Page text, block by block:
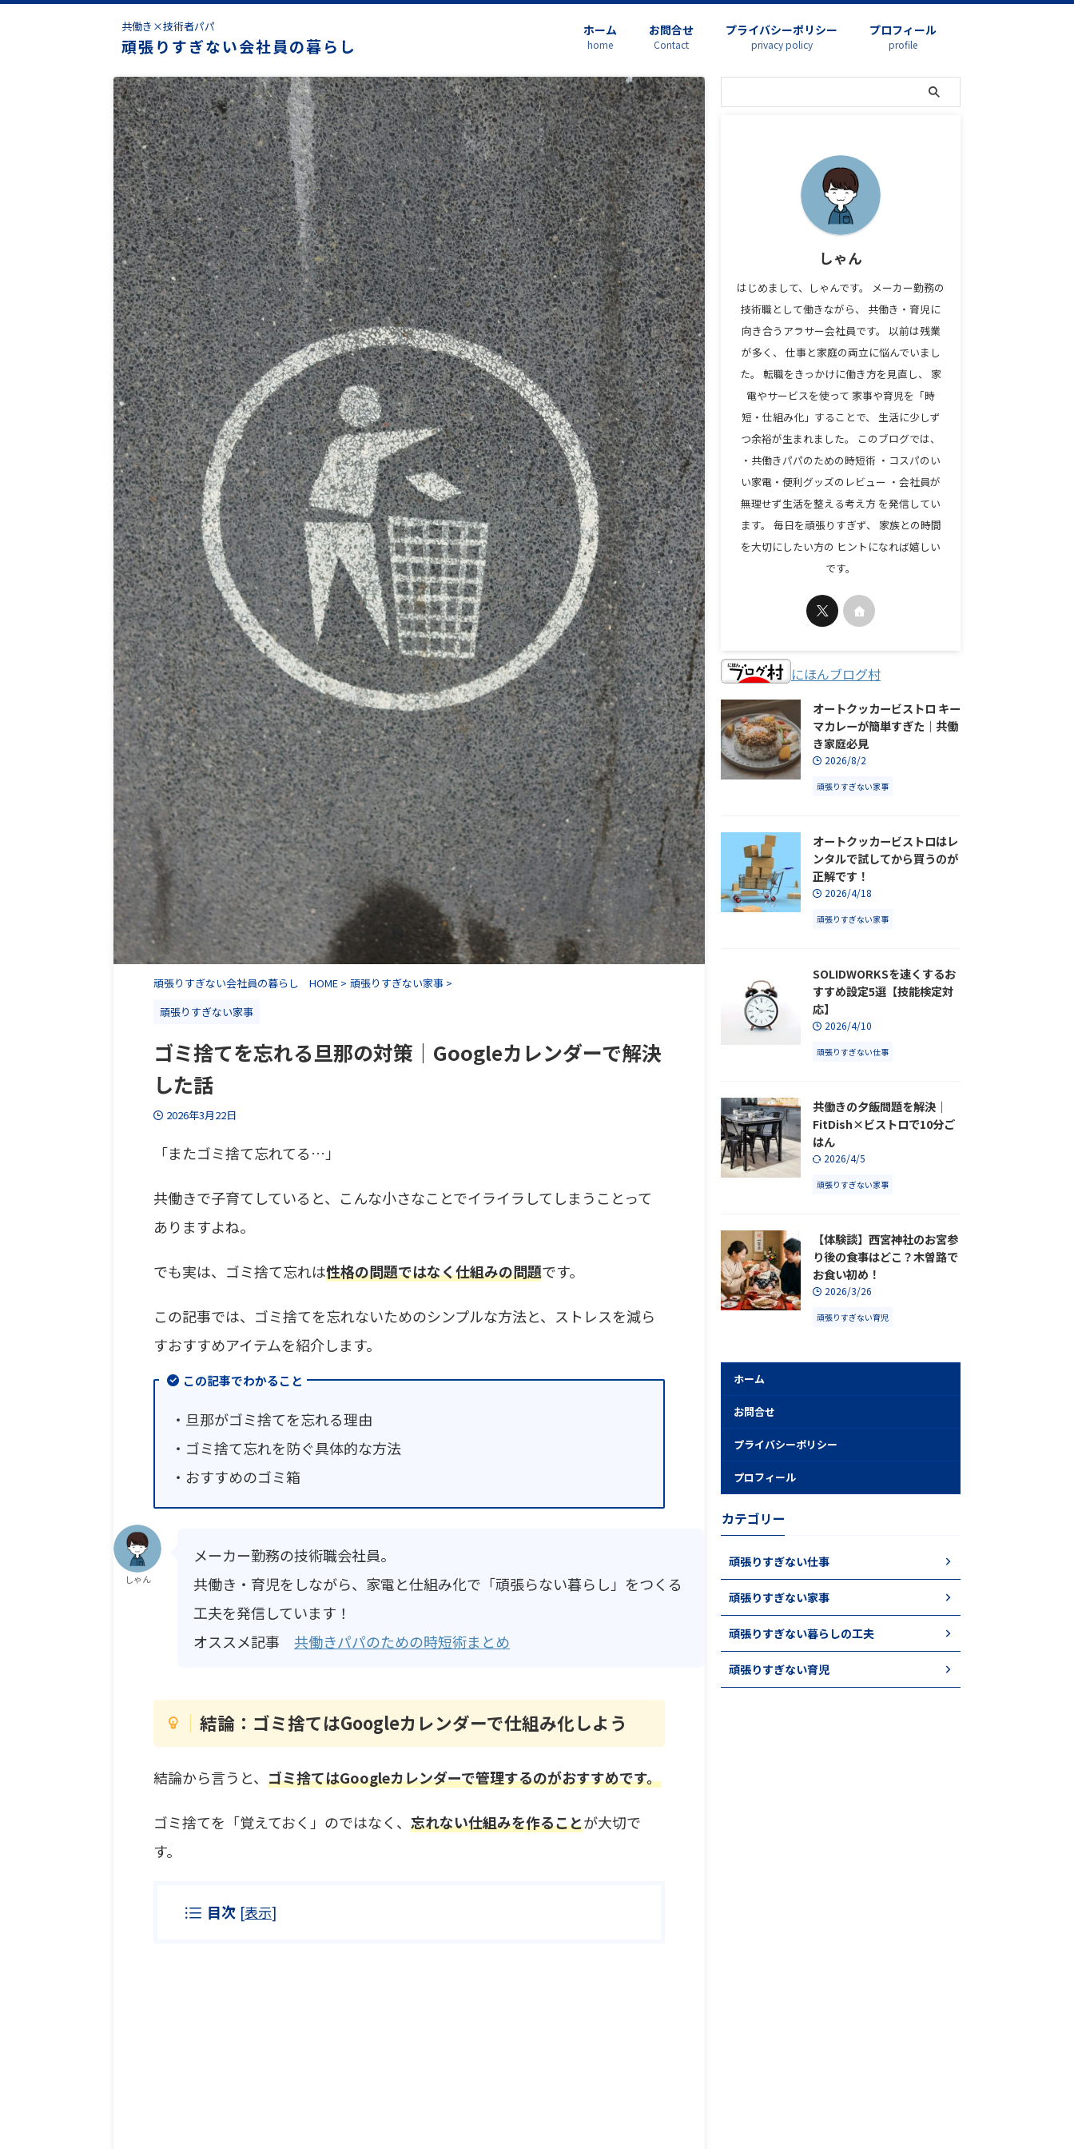
共働き×技術者パパ
頑張りすぎない会社員の暮らし
ホーム
home
お問合せ
Contact
プライバシーポリシー
privacy policy
プロフィール
profile
頑張りすぎない会社員の暮らし HOME > 頑張りすぎない家事 >
頑張りすぎない家事
ゴミ捨てを忘れる旦那の対策｜Googleカレンダーで解決
した話
2026年3月22日
「またゴミ捨て忘れてる…」
共働きで子育てしていると、こんな小さなことでイライラしてしまうことって
ありますよね。
でも実は、ゴミ捨て忘れは性格の問題ではなく仕組みの問題です。
この記事では、ゴミ捨てを忘れないためのシンプルな方法と、ストレスを減ら
すおすすめアイテムを紹介します。
この記事でわかること
・旦那がゴミ捨てを忘れる理由
・ゴミ捨て忘れを防ぐ具体的な方法
・おすすめのゴミ箱
しゃん
メーカー勤務の技術職会社員。
共働き・育児をしながら、家電と仕組み化で「頑張らない暮らし」をつくる
工夫を発信しています！
オススメ記事 共働きパパのための時短術まとめ
結論：ゴミ捨てはGoogleカレンダーで仕組み化しよう
結論から言うと、 ゴミ捨てはGoogleカレンダーで管理するのがおすすめです。
ゴミ捨てを「覚えておく」のではなく、 忘れない仕組みを作ることが大切で
す。
目次 [表示]
しゃん
はじめまして、しゃんです。 メーカー勤務の
技術職として働きながら、 共働き・育児に
向き合うアラサー会社員です。 以前は残業
が多く、 仕事と家庭の両立に悩んでいまし
た。 転職をきっかけに働き方を見直し、 家
電やサービスを使って 家事や育児を「時
短・仕組み化」することで、 生活に少しず
つ余裕が生まれました。 このブログでは、
・共働きパパのための時短術 ・コスパのい
い家電・便利グッズのレビュー ・会社員が
無理せず生活を整える考え方 を発信してい
ます。 毎日を頑張りすぎず、 家族との時間
を大切にしたい方の ヒントになれば嬉しい
です。
にほんブログ村
オートクッカービストロ キー
マカレーが簡単すぎた｜共働
き家庭必見
2026/8/2
頑張りすぎない家事
オートクッカービストロはレ
ンタルで試してから買うのが
正解です！
2026/4/18
頑張りすぎない家事
SOLIDWORKSを速くするお
すすめ設定5選【技能検定対
応】
2026/4/10
頑張りすぎない仕事
共働きの夕飯問題を解決｜
FitDish×ビストロで10分ご
はん
2026/4/5
頑張りすぎない家事
【体験談】西宮神社のお宮参
り後の食事はどこ？木曽路で
お食い初め！
2026/3/26
頑張りすぎない育児
ホーム
お問合せ
プライバシーポリシー
プロフィール
カテゴリー
頑張りすぎない仕事
頑張りすぎない家事
頑張りすぎない暮らしの工夫
頑張りすぎない育児